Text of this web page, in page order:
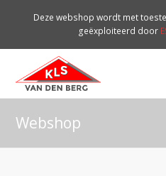
Deze webshop wordt met
geëxploiteerd door
Webshop